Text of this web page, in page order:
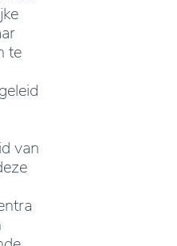
te
van